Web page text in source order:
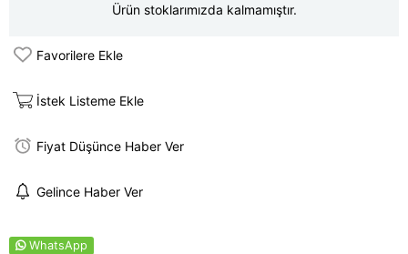
Ürün stoklarımızda kalmamıştır.
Favorilere Ekle
İstek Listeme Ekle
Fiyat Düşünce Haber Ver
Gelince Haber Ver
WhatsApp